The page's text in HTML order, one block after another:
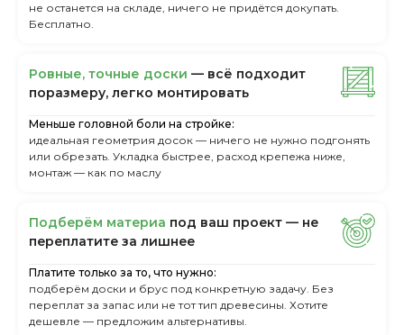
не останется на складе, ничего не придётся докупать.
Бесплатно.
Ровные, точные доски — всё подходит
поразмеру, легкo монтировать
Меньше головной боли на стройке:
идеальная геометрия досок — ничего не нужно подгонять
или обрезать. Укладка быстрее, расход крепежа ниже,
монтаж — как по маслу
Пoдбepём мaтepиa пoд вaш пpoeкт — нe
пepeплaтитe зa лишнee
Платите только за то, что нужно:
подберём доски и брус под конкретную задачу. Без
переплат за запас или не тот тип древесины. Хотите
дешевле — предложим альтернативы.